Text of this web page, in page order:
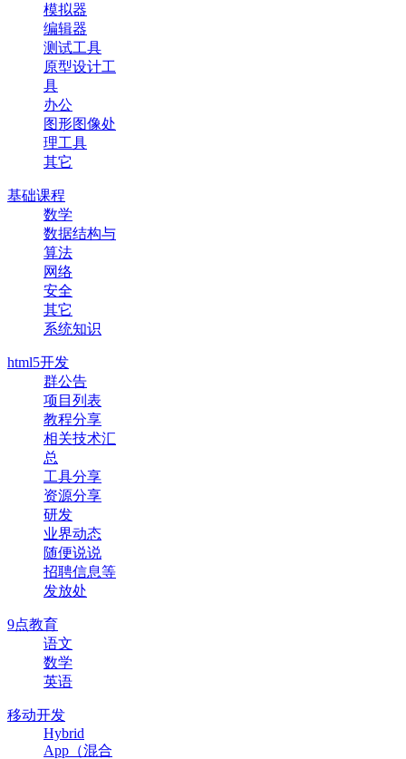
模拟器
编辑器
测试工具
原型设计工
具
办公
图形图像处
理工具
其它
基础课程
数学
数据结构与
算法
网络
安全
其它
系统知识
html5开发
群公告
项目列表
教程分享
相关技术汇
总
工具分享
资源分享
研发
业界动态
随便说说
招聘信息等
发放处
9点教育
语文
数学
英语
移动开发
Hybrid
App（混合